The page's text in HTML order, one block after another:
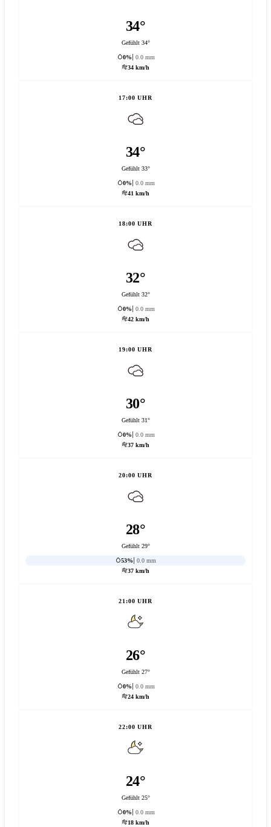
34°
Gefühlt 34°
0%
0.0 mm
34 km/h
17:00 UHR
34°
Gefühlt 33°
0%
0.0 mm
41 km/h
18:00 UHR
32°
Gefühlt 32°
0%
0.0 mm
42 km/h
19:00 UHR
30°
Gefühlt 31°
0%
0.0 mm
37 km/h
20:00 UHR
28°
Gefühlt 29°
53%
0.0 mm
37 km/h
21:00 UHR
26°
Gefühlt 27°
0%
0.0 mm
24 km/h
22:00 UHR
24°
Gefühlt 25°
0%
0.0 mm
18 km/h